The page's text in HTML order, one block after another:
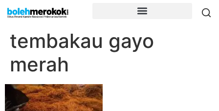
tembakau gayo
merah